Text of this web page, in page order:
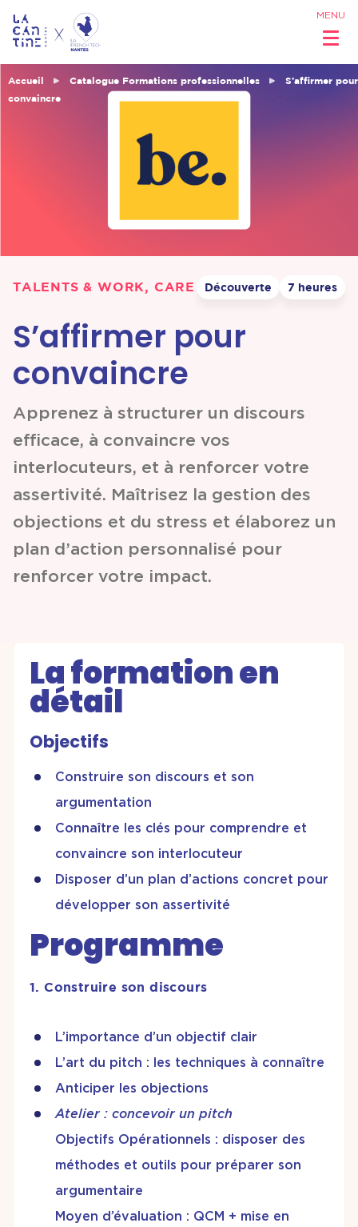
MENU
Qui sommes
Réseau &
& Espaces
Partenariats &
Coopérations
Événements
& Contenus
Programmes
& Services
Accueil Catalogue Formations professionnelles
S’affirmer pour
convaincre
TALENTS & WORK, CARE Découverte 7 heures
S’affirmer pour
convaincre
Apprenez à structurer un discours
efficace, à convaincre vos
interlocuteurs, et à renforcer votre
assertivité. Maîtrisez la gestion des
objections et du stress et élaborez un
plan d’action personnalisé pour
renforcer votre impact.
La formation en
détail
Objectifs
Construire son discours et son
argumentation
Connaître les clés pour comprendre et
convaincre son interlocuteur
Disposer d’un plan d’actions concret pour
développer son assertivité
Programme
1. Construire son discours
L’importance d’un objectif clair
L’art du pitch : les techniques à connaître
Anticiper les objections
Atelier : concevoir un pitch
Objectifs Opérationnels : disposer des
méthodes et outils pour préparer son
argumentaire
Moyen d’évaluation : QCM + mise en